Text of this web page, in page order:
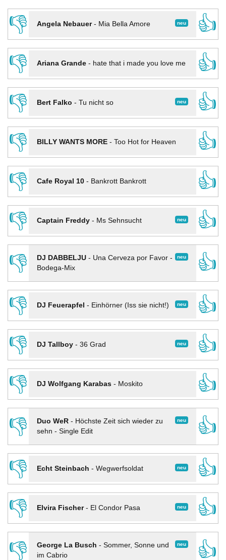
👎 neu
Angela Nebauer- Mia Bella Amore
👍
👎
Ariana Grande- hate that i made you love me
👍
👎
neu
Bert Falko - Tu nicht so
👍
👎
BILLY WANTS MORE- Too Hot for Heaven
👍
👎
Cafe Royal 10- Bankrott Bankrott
👍
👎
neu
Captain Freddy- Ms Sehnsucht
👍
👎
neu
DJ DABBELJU- Una Cerveza por Favor -
Bodega-Mix
👍
👎
neu
DJ Feuerapfel - Einhörner (Iss sie nicht!)
👍
👎
neu
DJ Tallboy- 36 Grad
👍
👎
DJ Wolfgang Karabas- Moskito
👍
👎
neu
Duo WeR- Höchste Zeit sich wieder zu
sehn - Single Edit
👍
👎
neu
Echt Steinbach - Wegwerfsoldat
👍
👎
neu
Elvira Fischer- El Condor Pasa
👍
👎
neu
George La Busch - Sommer, Sonne und
im Cabrio
👍